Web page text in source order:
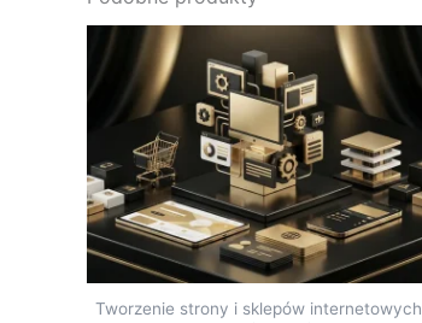
Tworzenie strony i sklepów internetowych